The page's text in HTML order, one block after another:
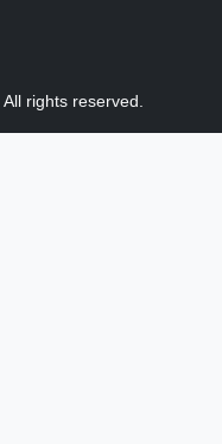
All rights reserved.